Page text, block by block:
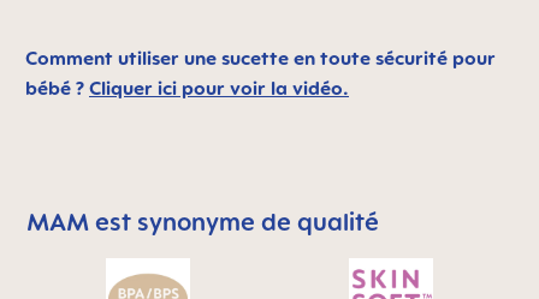
Comment utiliser une sucette en toute sécurité pour
bébé ? Cliquer ici pour voir la vidéo.
Skip MAM Means Quality Icon Bar
MAM est synonyme de qualité